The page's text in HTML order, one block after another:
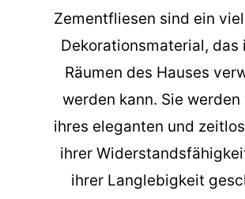
Zementfliesen sind ein
Dekorationsmaterial, das
Räumen des Hauses
werden kann. Sie werden
ihres eleganten und
ihrer
ihrer Langlebigkeit